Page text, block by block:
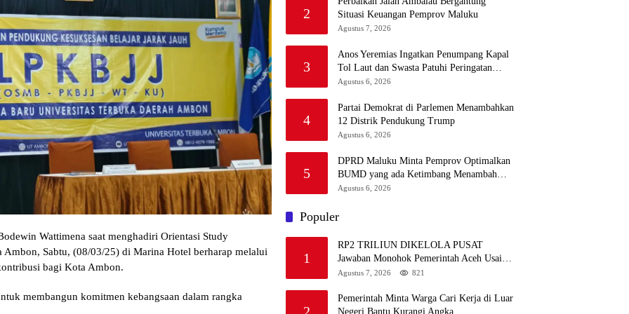
Wattimena saat menghadiri Orientasi Study
Sabtu, (08/03/25) di Marina Hotel berharap melalui
bagi Kota Ambon.
membangun komitmen kebangsaan dalam rangka
2
Situasi Keuangan Pemprov Maluku
Agustus 7, 2026
3
Anos Yeremias Ingatkan Penumpang Kapal
Tol Laut dan Swasta Patuhi Peringatan
BMKG
Agustus 6, 2026
4
Partai Demokrat di Parlemen Menambahkan
12 Distrik Pendukung Trump
Agustus 6, 2026
5
DPRD Maluku Minta Pemprov Optimalkan
BUMD yang ada Ketimbang Menambah
Baru
Agustus 6, 2026
Populer
1
RP2 TRILIUN DIKELOLA PUSAT
Jawaban Monohok Pemerintah Aceh Usai
Disorot Mentan Amran Soal Dana
Agustus 7, 2026 821
Pemerintah Minta Warga Cari Kerja di Luar
Negeri Bantu Kurangi Angka